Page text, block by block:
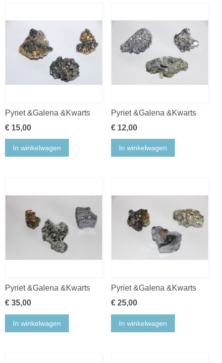
Pyriet &Galena &Kwarts
€ 15,00
In winkelwagen
Pyriet &Galena &Kwarts
€ 12,00
In winkelwagen
Pyriet &Galena &Kwarts
€ 35,00
In winkelwagen
Pyriet &Galena &Kwarts
€ 25,00
In winkelwagen